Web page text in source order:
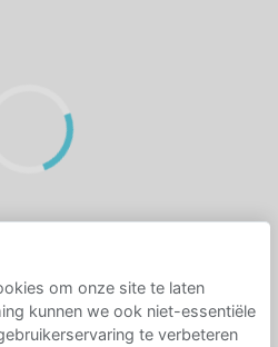
om onze site te laten
kunnen we ook niet-essentiële
te verbeteren